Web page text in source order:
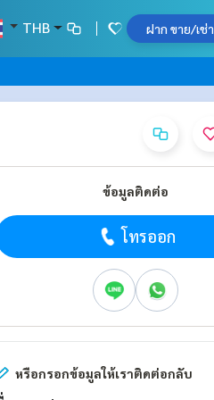
THB ฝาก ขาย/เช่า
ข้อมูลติดต่อ
โทรออก
หรือกรอกข้อมูลให้เราติดต่อกลับ